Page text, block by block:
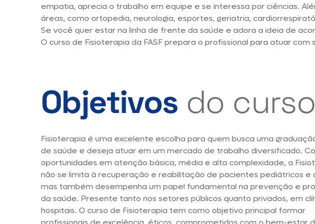
empatia, aprecia o trabalho em equipe e se interessa por ciências.
áreas, como ortopedia, neurologia, esportes, geriatria,
Se você quer estar na linha de frente da saúde e adora a ideia de
O curso de Fisioterapia da FASF prepara o profissional para atuar
Objetivos do curso
Fisioterapia é uma excelente escolha para quem busca uma
de saúde e deseja atuar em um mercado de trabalho diversificado.
oportunidades em atenção básica, média e alta complexidade, a
não se limita à recuperação e reabilitação de pacientes pediátricos e
mas também desempenha um papel fundamental na prevenção e
da saúde. Presente tanto nos setores públicos quanto privados, em
hospitais. O curso de Fisioterapia tem como objetivo principal formar